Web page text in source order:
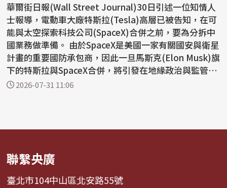
華爾街日報(Wall Street Journal)30日引述一位知情人
士報導，電動車大廠特斯拉(Tesla)高層已被告知，在可
能與太空探索科技公司(SpaceX)合併之前，要為分拆中
國業務做準備。 由於SpaceX是美國一家有關國安與衛星
計畫的重要國防承包商，因此一旦馬斯克(Elon Musk)旗
下的特斯拉與SpaceX合併，將引發在地緣政治與監管的
許...2026-07-31 11:06
聯繫央廣
臺北市104中山區北安路55號